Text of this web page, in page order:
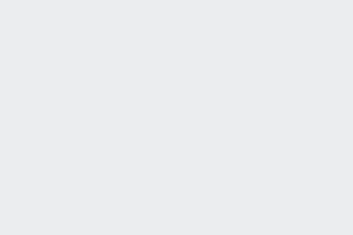
guider på ett ställe för att göra
tips, lär dig hur du
inspireras av hur andra har